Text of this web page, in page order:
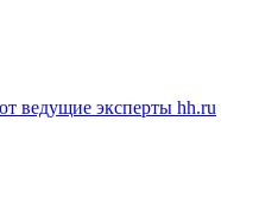
ведущие эксперты hh.ru